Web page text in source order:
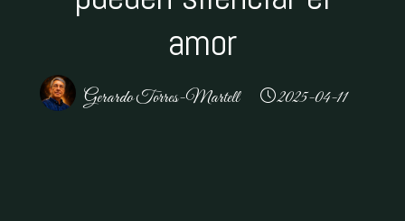
amor
Gerardo Torres-Martell 2025-04-11